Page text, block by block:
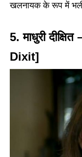
खलनायक के रूप में भली
5. माधुरी
Dixit]